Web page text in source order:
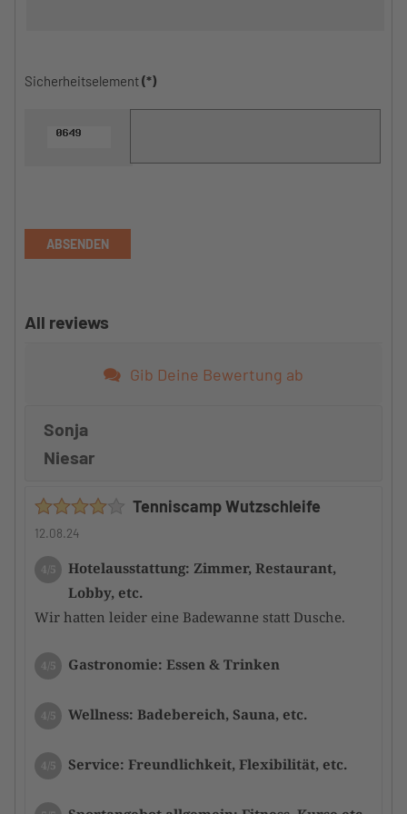
Sicherheitselement(*)
ABSENDEN
All reviews
Gib Deine Bewertung ab
Sonja
Niesar
Tenniscamp Wutzschleife
12.08.24
4/5
Hotelausstattung: Zimmer, Restaurant,
Lobby, etc.
Wir hatten leider eine Badewanne statt Dusche.
4/5 Gastronomie: Essen & Trinken
4/5 Wellness: Badebereich, Sauna, etc.
4/5 Service: Freundlichkeit, Flexibilität, etc.